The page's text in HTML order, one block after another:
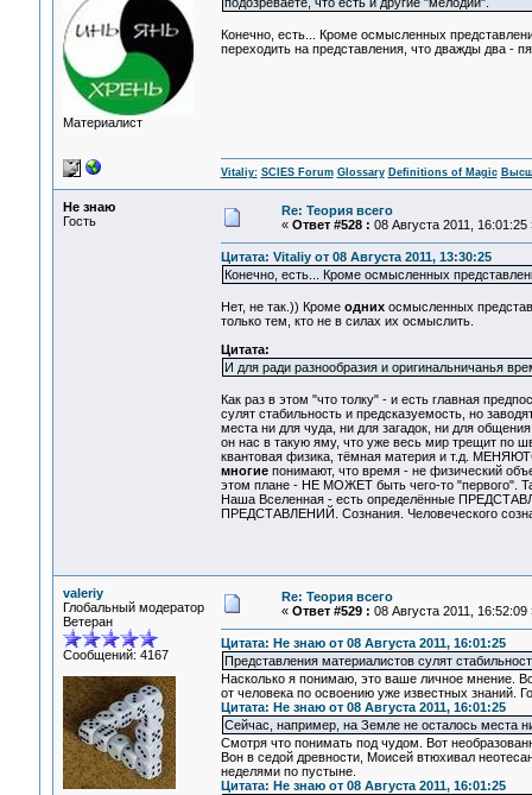
Материалист
Конечно, есть... Кроме осмысленных
переходить на представления, что дважды два -
Vitaliy: SCIES Forum Glossary Definitions of Magic
Не знаю
Гость
Re: Теория всего
« Ответ #528 : 08 Августа 2011, 16:01:25
Цитата: Vitaliy от 08 Августа 2011, 13:30:25
Конечно, есть... Кроме осмысленных
Нет, не так.)) Кроме однихосмысленных
только тем, кто не в силах их осмыслить.
Цитата:
И для ради разнообразия и оригинальничанья
Как раз в этом "что толку" - и есть главная
сулят стабильность и предсказуемость, но
места ни для чуда, ни для загадок, ни для
он нас в такую яму, что уже весь мир трещит по
квантовая физика, тёмная материя и т.д.
многиепонимают, что время - не физический
этом плане - НЕ МОЖЕТ быть чего-то "первого".
Наша Вселенная - есть определённые
ПРЕДСТАВЛЕНИЙ. Сознания. Человеческого
valeriy
Глобальный модератор
Ветеран
Сообщений: 4167
Re: Теория всего
« Ответ #529 : 08 Августа 2011, 16:52:09
Цитата: Не знаю от 08 Августа 2011, 16:01:25
Представления материалистов сулят
Насколько я понимаю, это ваше личное мнение.
от человека по освоению уже известных знаний.
Цитата: Не знаю от 08 Августа 2011, 16:01:25
Сейчас, например, на Земле не осталось места
Смотря что понимать под чудом. Вот
Вон в седой древности, Моисей втюхивал
неделями по пустыне.
Цитата: Не знаю от 08 Августа 2011, 16:01:25